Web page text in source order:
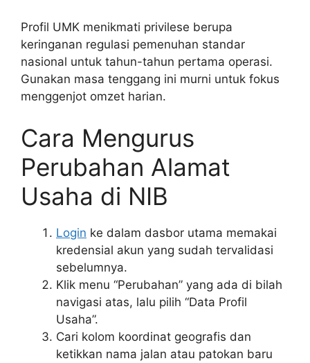
Profil UMK menikmati privilese berupa
keringanan regulasi pemenuhan standar
nasional untuk tahun-tahun pertama operasi.
Gunakan masa tenggang ini murni untuk fokus
menggenjot omzet harian.
Cara Mengurus
Perubahan Alamat
Usaha di NIB
Login ke dalam dasbor utama memakai
kredensial akun yang sudah tervalidasi
sebelumnya.
Klik menu “Perubahan” yang ada di bilah
navigasi atas, lalu pilih “Data Profil
Usaha”.
Cari kolom koordinat geografis dan
ketikkan nama jalan atau patokan baru